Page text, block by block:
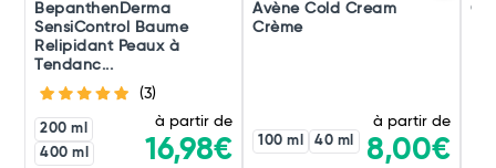
BepanthenDerma
SensiControl Baume
Relipidant Peaux à
Tendanc...
(3)
200 ml
400 ml
à partir de
16,98€
Avène Cold Cream
Crème
100 ml 40 ml
à partir de
8,00€